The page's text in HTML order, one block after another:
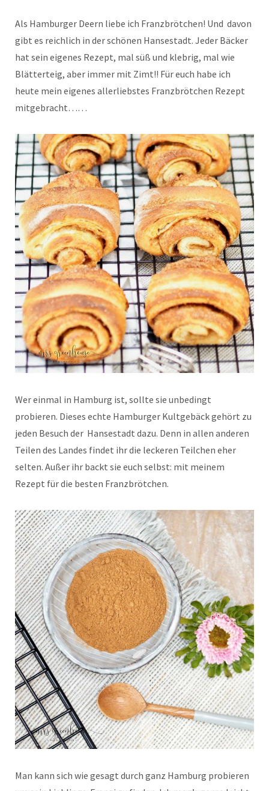
Als Hamburger Deern liebe ich Franzbrötchen! Und davon
gibt es reichlich in der schönen Hansestadt. Jeder Bäcker
hat sein eigenes Rezept, mal süß und klebrig, mal wie
Blätterteig, aber immer mit Zimt!! Für euch habe ich
heute mein eigenes allerliebstes Franzbrötchen Rezept
mitgebracht……
Wer einmal in Hamburg ist, sollte sie unbedingt
probieren. Dieses echte Hamburger Kultgebäck gehört zu
jeden Besuch der Hansestadt dazu. Denn in allen anderen
Teilen des Landes findet ihr die leckeren Teilchen eher
selten. Außer ihr backt sie euch selbst: mit meinem
Rezept für die besten Franzbrötchen.
Man kann sich wie gesagt durch ganz Hamburg probieren